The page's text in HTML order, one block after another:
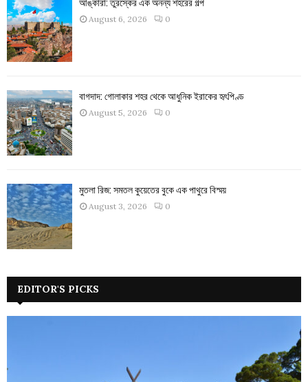
August 6, 2026 0
বাগদাদ: গোলাকার শহর থেকে আধুনিক ইরাকের হৃৎপিণ্ড
August 5, 2026 0
মুতলা রিজ: সমতল কুয়েতের বুকে এক পাথুরে বিস্ময়
August 3, 2026 0
EDITOR'S PICKS